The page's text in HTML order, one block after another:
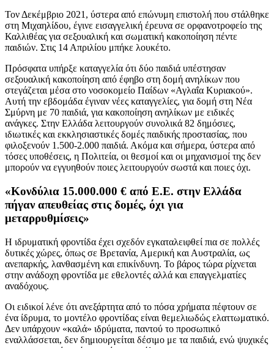
Τον Δεκέμβριο 2021, ύστερα από επώνυμη επιστολή που στάλθηκε
στη Μιχαηλίδου, έγινε εισαγγελική έρευνα σε ορφανοτροφείο της
Καλλιθέας για σεξουαλική και σωματική κακοποίηση πέντε
παιδιών. Στις 14 Απριλίου μπήκε λουκέτο.
Πρόσφατα υπήρξε καταγγελία ότι δύο παιδιά υπέστησαν
σεξουαλική κακοποίηση από έφηβο στη δομή ανηλίκων που
στεγάζεται μέσα στο νοσοκομείο Παίδων «Αγλαΐα Κυριακού».
Αυτή την εβδομάδα έγιναν νέες καταγγελίες, για δομή στη Νέα
Σμύρνη με 70 παιδιά, για κακοποίηση ανηλίκων με ειδικές
ανάγκες. Στην Ελλάδα λειτουργούν συνολικά 82 δημόσιες,
ιδιωτικές και εκκλησιαστικές δομές παιδικής προστασίας, που
φιλοξενούν 1.500-2.000 παιδιά. Ακόμα και σήμερα, ύστερα από
τόσες υποθέσεις, η Πολιτεία, οι θεσμοί και οι μηχανισμοί της δεν
μπορούν να εγγυηθούν ποιες λειτουργούν σωστά και ποιες όχι.
«Κονδύλια 15.000.000 € από Ε.Ε. στην Ελλάδα
πήγαν απευθείας στις δομές, όχι για
μεταρρυθμίσεις»
Η ιδρυματική φροντίδα έχει σχεδόν εγκαταλειφθεί πια σε πολλές
δυτικές χώρες, όπως σε Βρετανία, Αμερική και Αυστραλία, ως
ανεπαρκής, λανθασμένη και επικίνδυνη. Το βάρος τώρα ρίχνεται
στην ανάδοχη φροντίδα με εθελοντές αλλά και επαγγελματίες
αναδόχους.
Οι ειδικοί λένε ότι ανεξάρτητα από το πόσα χρήματα πέφτουν σε
ένα ίδρυμα, το μοντέλο φροντίδας είναι θεμελιωδώς ελαττωματικό.
Δεν υπάρχουν «καλά» ιδρύματα, παντού το προσωπικό
εναλλάσσεται, δεν δημιουργείται δέσιμο με τα παιδιά, ενώ ψυχικές